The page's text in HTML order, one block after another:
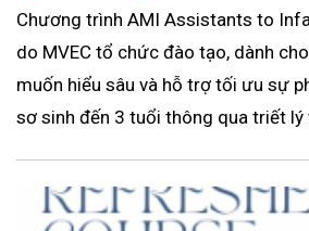
Chương trình AMI Assistants to
do MVEC tổ chức đào tạo, dành
muốn hiểu sâu và hỗ trợ tối ưu sự
sơ sinh đến 3 tuổi thông qua triết lý